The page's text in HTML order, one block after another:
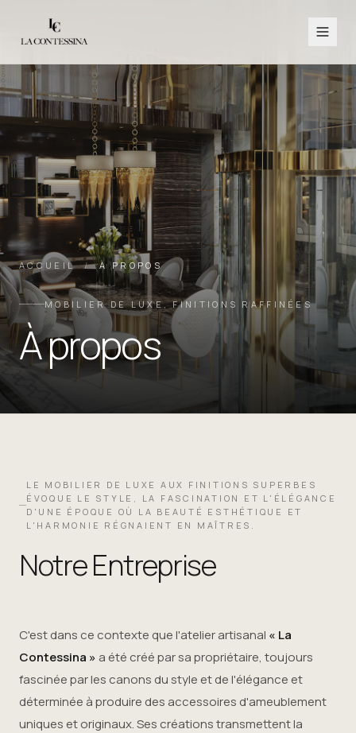
ACCUEIL / À PROPOS
MOBILIER DE LUXE, FINITIONS RAFFINÉES
À propos
LE MOBILIER DE LUXE AUX FINITIONS SUPERBES
ÉVOQUE LE STYLE, LA FASCINATION ET L'ÉLÉGANCE
D'UNE ÉPOQUE OÙ LA BEAUTÉ ESTHÉTIQUE ET
L'HARMONIE RÉGNAIENT EN MAÎTRES.
Notre Entreprise
C'est dans ce contexte que l'atelier artisanal « La
Contessina » a été créé par sa propriétaire, toujours
fascinée par les canons du style et de l'élégance et
déterminée à produire des accessoires d'ameublement
uniques et originaux. Ses créations transmettent la